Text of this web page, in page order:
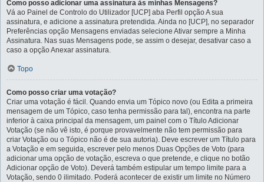
Como posso adicionar uma assinatura às minhas Mensagens?
Vá ao Painel de Controlo do Utilizador [UCP] aba Perfil opção A sua
assinatura, e adicione a assinatura pretendida. Ainda no [UCP], no separador
Preferências opção Mensagens enviadas selecione Ativar sempre a Minha
Assinatura. Nas suas Mensagens pode, se assim o desejar, desativar caso a
caso a opção Anexar assinatura.
Topo
Como posso criar uma votação?
Criar uma votação é fácil. Quando envia um Tópico novo (ou Edita a primeira
mensagem de um Tópico, caso tenha permissão para tal), encontra na parte
inferior à caixa principal da mensagem, um painel com o Título Adicionar
Votação (se não vê isto, é porque provavelmente não tem permissão para
criar Votação ou o Tópico não é de sua autoria). Deve escrever um Título para
a Votação e em seguida, escrever pelo menos Duas Opções de Voto (para
adicionar uma opção de votação, escreva o que pretende, e clique no botão
Adicionar opção de Voto). Deverá também estipular um tempo limite para a
Votação, sendo 0 ilimitado. Poderá acontecer de existir um limite no Número